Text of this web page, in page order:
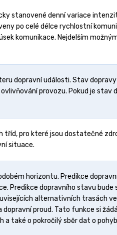
stanovené denní variace
po celé délce rychlostní
komunikace. Nejdelším
dopravní události. Stav
provozu. Pokud je stav
tříd, pro které jsou dostatečné
situace.
horizontu. Predikce
Predikce dopravního stavu bude
alternativních trasách
proud. Tato funkce si
a také o pokročilý sběr dat o